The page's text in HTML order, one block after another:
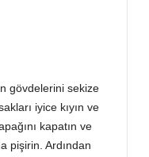
gövdelerini sekize
iyice kıyın ve
kapatın ve
pişirin. Ardından